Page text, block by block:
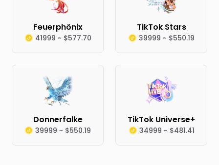
Feuerphönix
41999 ~ $577.70
TikTok Stars
39999 ~ $550.19
Donnerfalke
39999 ~ $550.19
TikTok Universe+
34999 ~ $481.41